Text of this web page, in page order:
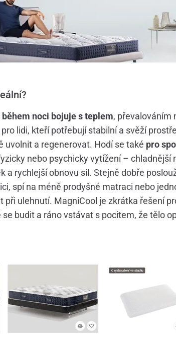
během noci bojuje s teplem, převalováním
lidi, kteří potřebují stabilní a svěží
uvolnit a regenerovat. Hodí se také pro
nebo psychicky vytížení – chladnější
a rychlejší obnovu sil. Stejně dobře
spí na méně prodyšné matraci nebo
při ulehnutí. MagniCool je zkrátka řešení
budit a ráno vstávat s pocitem, že tělo